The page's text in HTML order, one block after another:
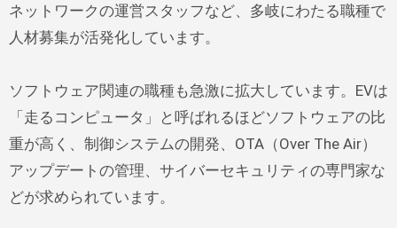
ネットワークの運営スタッフなど、多岐にわたる職種で
人材募集が活発化しています。
ソフトウェア関連の職種も急激に拡大しています。EVは
「走るコンピュータ」と呼ばれるほどソフトウェアの比
重が高く、制御システムの開発、OTA（Over The Air）
アップデートの管理、サイバーセキュリティの専門家な
どが求められています。